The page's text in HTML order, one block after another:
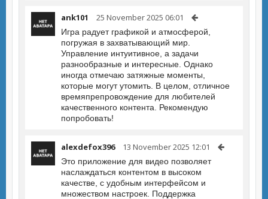
ank101 25 November 2025 06:01
Игра радует графикой и атмосферой,
погружая в захватывающий мир.
Управление интуитивное, а задачи
разнообразные и интересные. Однако
иногда отмечаю затяжные моменты,
которые могут утомить. В целом, отличное
времяпрепровождение для любителей
качественного контента. Рекомендую
попробовать!
alexdefox396 13 November 2025 12:01
Это приложение для видео позволяет
наслаждаться контентом в высоком
качестве, с удобным интерфейсом и
множеством настроек. Поддержка